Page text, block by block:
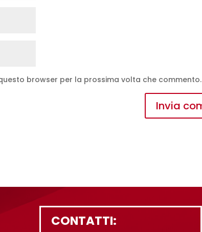
browser per la prossima volta che commento.
CONTATTI: